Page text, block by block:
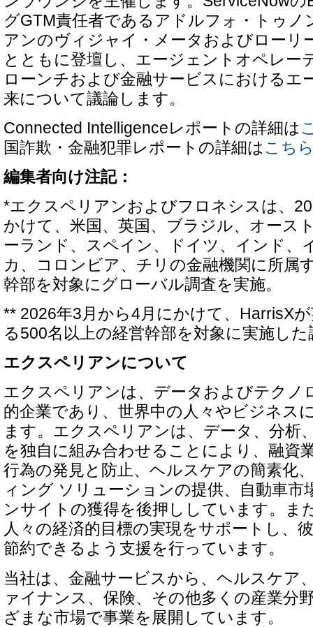
グGTM責任者であるアドルフォ・トゥノ
アンのヴィジャイ・メータおよびローリ
とともに登壇し、エージェントオペレー
ローンチおよび金融サービスにおけるエ
来について議論します。
Connected Intelligenceレポートの詳細は
国詐欺・金融犯罪レポートの詳細はこち
編集者向け注記：
*エクスペリアンおよびフロネシスは、
かけて、米国、英国、ブラジル、オース
ーランド、スペイン、ドイツ、インド、
カ、コロンビア、チリの金融機関に所属
幹部を対象にグローバル調査を実施。
** 2026年3月から4月にかけて、HarrisX
る500名以上の経営幹部を対象に実施した
エクスペリアンについて
エクスペリアンは、データおよびテクノ
的企業であり、世界中の人々やビジネス
ます。エクスペリアンは、データ、分析
を独自に組み合わせることにより、融資
行為の発見と防止、ヘルスケアの簡素化
ィング ソリューションの提供、自動車市
ンサイトの獲得を後押ししています。ま
人々の経済的目標の実現をサポートし、
節約できるよう支援を行っています。
当社は、金融サービスから、ヘルスケア
ァイナンス、保険、その他多くの産業分
ざまな市場で事業を展開しています。